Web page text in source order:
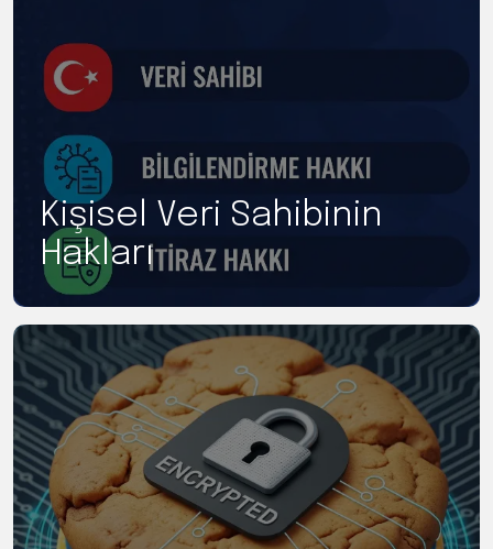
Kişisel Veri Sahibinin
Hakları